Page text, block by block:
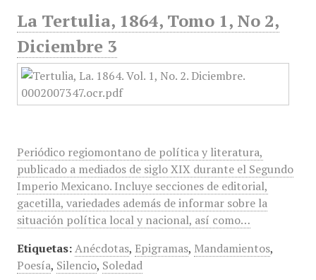
La Tertulia, 1864, Tomo 1, No 2,
Diciembre 3
Periódico regiomontano de política y literatura,
publicado a mediados de siglo XIX durante el Segundo
Imperio Mexicano. Incluye secciones de editorial,
gacetilla, variedades además de informar sobre la
situación política local y nacional, así como…
Etiquetas: Anécdotas, Epigramas, Mandamientos,
Poesía, Silencio, Soledad